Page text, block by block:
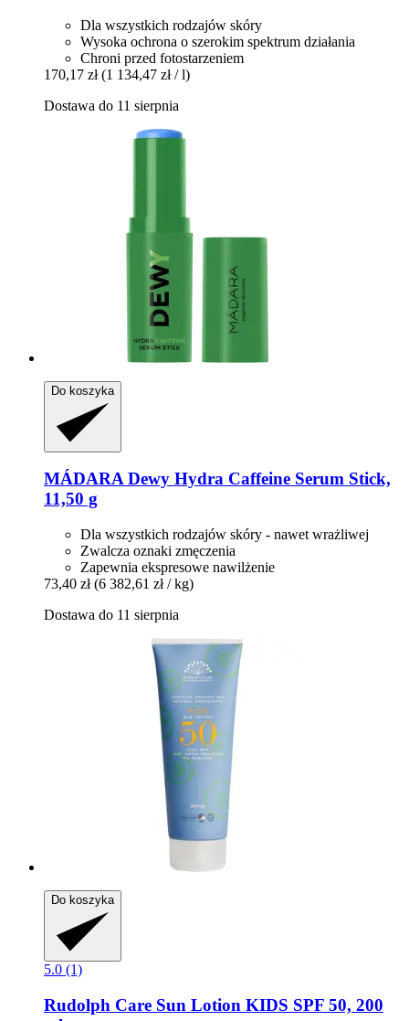
Dla wszystkich rodzajów skóry
Wysoka ochrona o szerokim spektrum działania
Chroni przed fotostarzeniem
170,17 zł (1 134,47 zł / l)
Dostawa do 11 sierpnia
Do koszyka
MÁDARADewy Hydra Caffeine Serum Stick,
11,50 g
Dla wszystkich rodzajów skóry - nawet wrażliwej
Zwalcza oznaki zmęczenia
Zapewnia ekspresowe nawilżenie
73,40 zł (6 382,61 zł / kg)
Dostawa do 11 sierpnia
Do koszyka
5.0 (1)
Rudolph Care Sun Lotion KIDS SPF 50, 200